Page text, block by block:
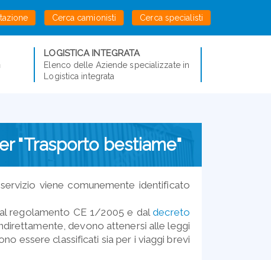
Cerca camionisti Cerca specialisti
LOGISTICA INTEGRATA
Elenco delle Aziende specializzate in
Logistica integrata
"Trasporto bestiame"
viene comunemente identificato
regolamento CE 1/2005 e daldecreto
devono attenersi alle leggi
essere classificati sia per i viaggi brevi